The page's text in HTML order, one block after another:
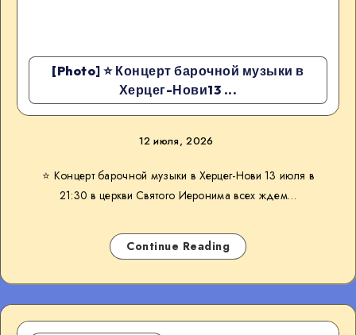
[Photo] ⭐ Концерт барочной музыки в
Херцег-Нови13 ...
12 июля, 2026
⭐ Концерт барочной музыки в Херцег-Нови 13 июля в
21:30 в церкви Святого Иеронима всех ждем…
Continue Reading